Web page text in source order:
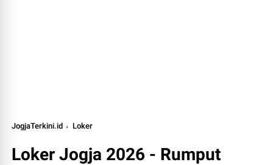
JogjaTerkini.id Loker
Loker Jogja 2026 - Rumput